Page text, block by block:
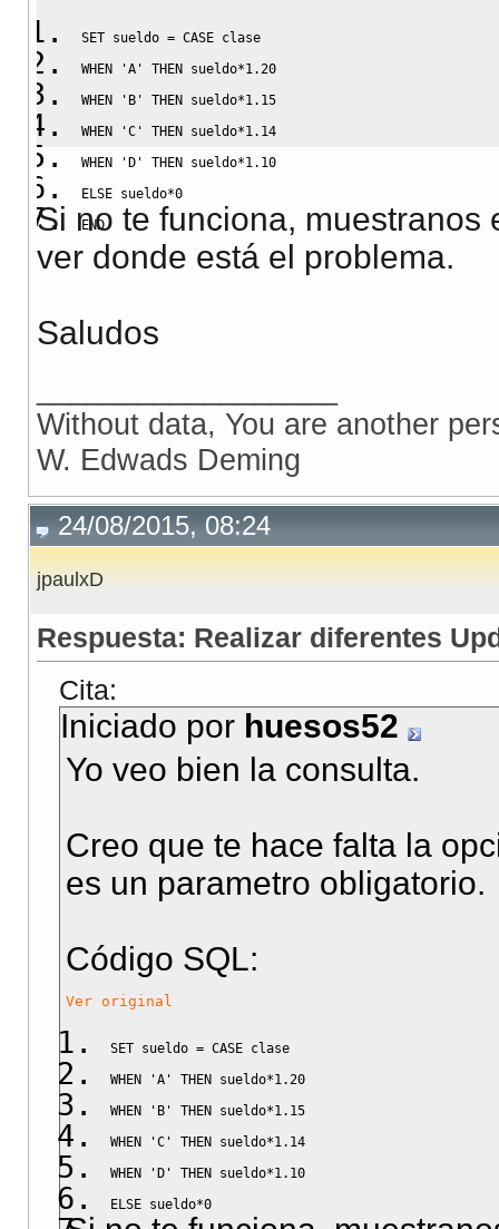
SET sueldo = CASE clase
WHEN
'A' THEN sueldo*1.20
WHEN
'B' THEN sueldo*1.15
WHEN
'C' THEN sueldo*1.14
WHEN
'D' THEN sueldo*1.10
ELSE sueldo*0
END
Si no te funciona, muestranos
ver donde está el problema.
Saludos
Without data, You are another
W. Edwads Deming
24/08/2015, 08:24
jpaulxD
Respuesta: Realizar diferentes
Cita:
Iniciado por huesos52
Yo veo bien la consulta.
Creo que te hace falta la
es un parametro obligatorio.
Código SQL:
Ver original
SET sueldo = CASE clase
WHEN
'A' THEN sueldo*1.20
WHEN
'B' THEN sueldo*1.15
WHEN
'C' THEN sueldo*1.14
WHEN
'D' THEN sueldo*1.10
ELSE sueldo*0